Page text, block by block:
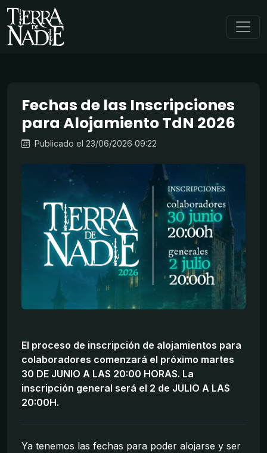
Fechas de las Inscripciones
para Alojamiento TdN 2026
Publicado el 23/06/2026 09:22
El proceso de inscripción de alojamientos para
colaboradores comenzará el próximo martes
30 DE JUNIO A LAS 20:00 HORAS. La
inscripción general será el 2 de JULIO A LAS
20:00H.
Ya tenemos las fechas para poder alojarse y ser